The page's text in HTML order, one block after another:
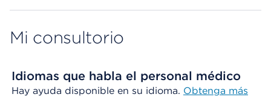
Mi consultorio
Idiomas que habla el personal médico
Hay ayuda disponible en su idioma. Obtenga más